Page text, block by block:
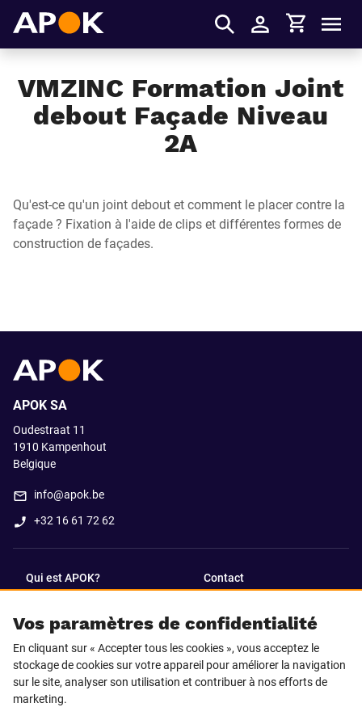
S'identifier
Panier
VMZINC Formation Joint
debout Façade Niveau
2A
Qu'est-ce qu'un joint debout et comment le placer contre la
façade ? Fixation à l'aide de clips et différentes formes de
construction de façades.
Vos paramètres de confidentialité
En cliquant sur « Accepter tous les cookies », vous acceptez le
stockage de cookies sur votre appareil pour améliorer la navigation
sur le site, analyser son utilisation et contribuer à nos efforts de
marketing.
APOK SA
Oudestraat 11
1910 Kampenhout
Belgique
info@apok.be
+32 16 61 72 62
Qui est APOK? Contact
SUIVEZ-NOUS SUR
Facebook LinkedIn